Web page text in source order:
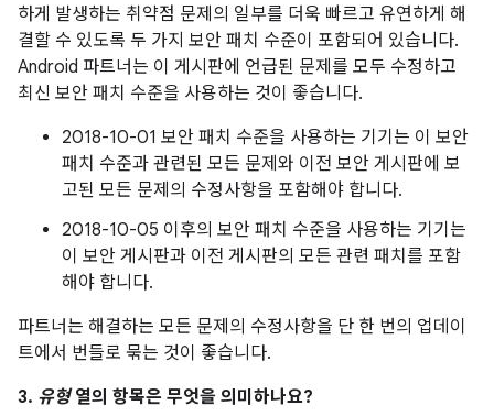
하게 발생하는 취약점 문제의 일부를 더욱 빠르고 유연하게 해
결할 수 있도록 두 가지 보안 패치 수준이 포함되어 있습니다.
Android 파트너는 이 게시판에 언급된 문제를 모두 수정하고
최신 보안 패치 수준을 사용하는 것이 좋습니다.
2018-10-01 보안 패치 수준을 사용하는 기기는 이 보안
패치 수준과 관련된 모든 문제와 이전 보안 게시판에 보
고된 모든 문제의 수정사항을 포함해야 합니다.
2018-10-05 이후의 보안 패치 수준을 사용하는 기기는
이 보안 게시판과 이전 게시판의 모든 관련 패치를 포함
해야 합니다.
파트너는 해결하는 모든 문제의 수정사항을 단 한 번의 업데이
트에서 번들로 묶는 것이 좋습니다.
3. 유형열의 항목은 무엇을 의미하나요?